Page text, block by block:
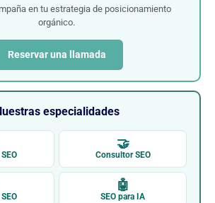
en tu estrategia de posicionamiento
orgánico.
Reservar una llamada
especialidades
🤝
Consultor SEO
🤖
SEO para IA